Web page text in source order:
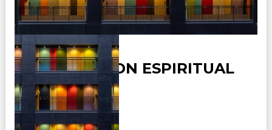
NUEVO JAPON ESPIRITUAL
Duración:
13Días12Noches